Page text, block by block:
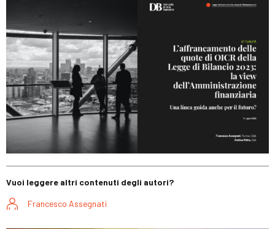
Vuoi leggere altri contenuti degli autori?
Francesco Assegnati